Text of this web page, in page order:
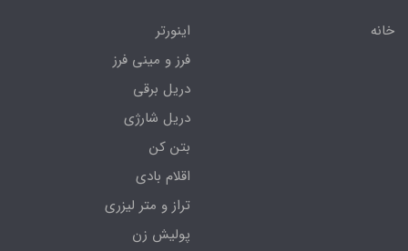
خانه
اینورتر
فرز و مینی فرز
دریل برقی
دریل شارژی
بتن کن
اقلام بادی
تراز و متر لیزری
پولیش زن